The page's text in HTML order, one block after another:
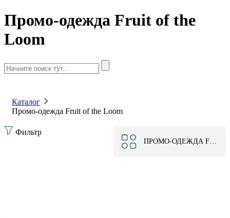
Промо-одежда Fruit of the
Loom
Каталог
Промо-одежда Fruit of the Loom
Фильтр